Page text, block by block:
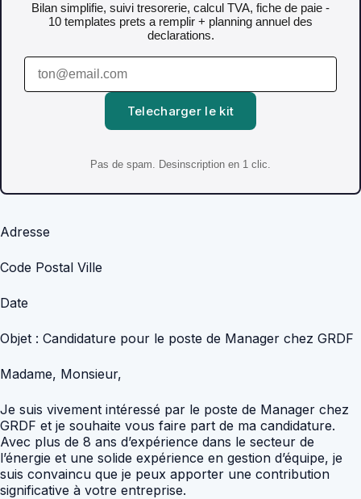
Bilan simplifie, suivi tresorerie, calcul TVA, fiche de paie -
10 templates prets a remplir + planning annuel des
declarations.
Telecharger le kit
Pas de spam. Desinscription en 1 clic.
Adresse
Code Postal Ville
Date
Objet : Candidature pour le poste de Manager chez GRDF
Madame, Monsieur,
Je suis vivement intéressé par le poste de Manager chez
GRDF et je souhaite vous faire part de ma candidature.
Avec plus de 8 ans d’expérience dans le secteur de
l’énergie et une solide expérience en gestion d’équipe, je
suis convaincu que je peux apporter une contribution
significative à votre entreprise.